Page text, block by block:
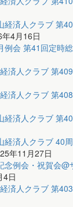
済人クラブ 第
4月16日
例会 第41回定時
済人クラブ 第
済人クラブ 第
経済人クラブ 第
経済人クラブ 40
年11月27日
例会・祝賀会@
4日
済人クラブ 第